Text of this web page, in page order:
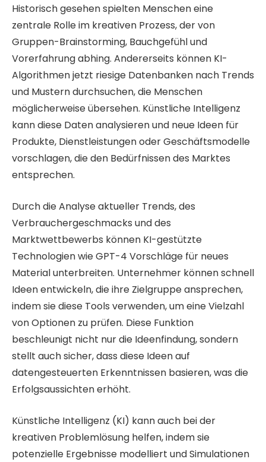
Historisch gesehen spielten Menschen eine
zentrale Rolle im kreativen Prozess, der von
Gruppen-Brainstorming, Bauchgefühl und
Vorerfahrung abhing. Andererseits können KI-
Algorithmen jetzt riesige Datenbanken nach Trends
und Mustern durchsuchen, die Menschen
möglicherweise übersehen. Künstliche Intelligenz
kann diese Daten analysieren und neue Ideen für
Produkte, Dienstleistungen oder Geschäftsmodelle
vorschlagen, die den Bedürfnissen des Marktes
entsprechen.
Durch die Analyse aktueller Trends, des
Verbrauchergeschmacks und des
Marktwettbewerbs können KI-gestützte
Technologien wie GPT-4 Vorschläge für neues
Material unterbreiten. Unternehmer können schnell
Ideen entwickeln, die ihre Zielgruppe ansprechen,
indem sie diese Tools verwenden, um eine Vielzahl
von Optionen zu prüfen. Diese Funktion
beschleunigt nicht nur die Ideenfindung, sondern
stellt auch sicher, dass diese Ideen auf
datengesteuerten Erkenntnissen basieren, was die
Erfolgsaussichten erhöht.
Künstliche Intelligenz (KI) kann auch bei der
kreativen Problemlösung helfen, indem sie
potenzielle Ergebnisse modelliert und Simulationen